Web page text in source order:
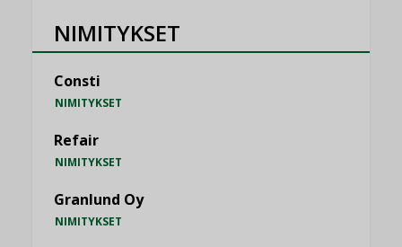
NIMITYKSET
Consti
NIMITYKSET
Refair
NIMITYKSET
Granlund Oy
NIMITYKSET